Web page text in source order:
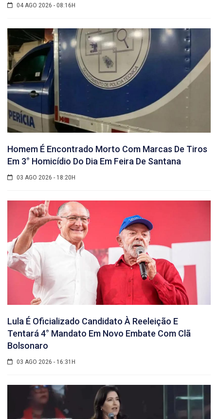
04 AGO 2026 - 08:16H
Homem É Encontrado Morto Com Marcas De Tiros
Em 3° Homicídio Do Dia Em Feira De Santana
03 AGO 2026 - 18:20H
Lula É Oficializado Candidato À Reeleição E
Tentará 4° Mandato Em Novo Embate Com Clã
Bolsonaro
03 AGO 2026 - 16:31H